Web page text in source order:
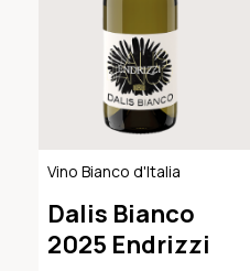
Vino Bianco d'Italia
Dalis Bianco
2025 Endrizzi